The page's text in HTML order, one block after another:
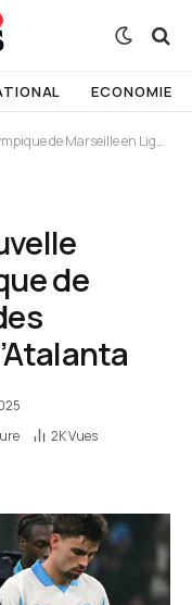
ECONOMIE
Ligue des champions, face à l’Atalanta
de
2KVues